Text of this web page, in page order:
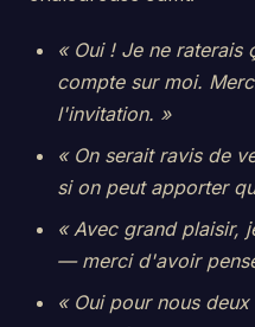
« Oui ! Je ne
compte sur moi.
l'invitation. »
« On serait ravis de
si on peut apporter
« Avec grand plaisir,
— merci d'avoir
« Oui pour nous